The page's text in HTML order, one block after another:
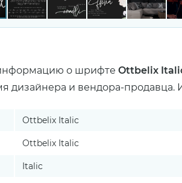
о шрифте Ottbelix
дизайнера и вендора-
Ottbelix Italic
Ottbelix Italic
Italic